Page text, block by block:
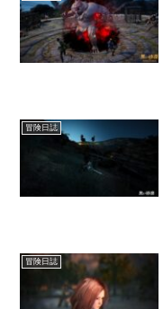
冒険日誌
冒険日誌